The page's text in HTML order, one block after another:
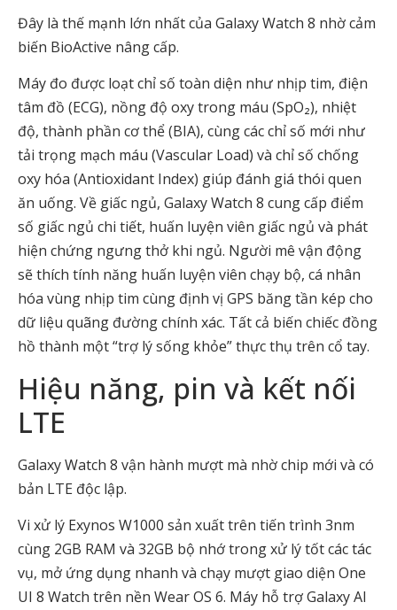
Đây là thế mạnh lớn nhất của Galaxy Watch 8 nhờ cảm
biến BioActive nâng cấp.
Máy đo được loạt chỉ số toàn diện như nhịp tim, điện
tâm đồ (ECG), nồng độ oxy trong máu (SpO₂), nhiệt
độ, thành phần cơ thể (BIA), cùng các chỉ số mới như
tải trọng mạch máu (Vascular Load) và chỉ số chống
oxy hóa (Antioxidant Index) giúp đánh giá thói quen
ăn uống. Về giấc ngủ, Galaxy Watch 8 cung cấp điểm
số giấc ngủ chi tiết, huấn luyện viên giấc ngủ và phát
hiện chứng ngưng thở khi ngủ. Người mê vận động
sẽ thích tính năng huấn luyện viên chạy bộ, cá nhân
hóa vùng nhịp tim cùng định vị GPS băng tần kép cho
dữ liệu quãng đường chính xác. Tất cả biến chiếc đồng
hồ thành một “trợ lý sống khỏe” thực thụ trên cổ tay.
Hiệu năng, pin và kết nối
LTE
Galaxy Watch 8 vận hành mượt mà nhờ chip mới và có
bản LTE độc lập.
Vi xử lý Exynos W1000 sản xuất trên tiến trình 3nm
cùng 2GB RAM và 32GB bộ nhớ trong xử lý tốt các tác
vụ, mở ứng dụng nhanh và chạy mượt giao diện One
UI 8 Watch trên nền Wear OS 6. Máy hỗ trợ Galaxy AI